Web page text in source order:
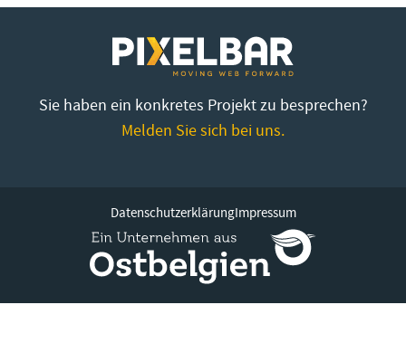
Sie haben ein konkretes Projekt zu besprechen?
Melden Sie sich bei uns.
DatenschutzerklärungImpressum